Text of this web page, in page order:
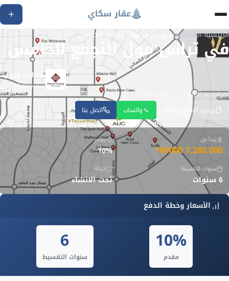
الرئيسية/المشاريع/في تراس مول التجمع الخامس
في تراس مول التجمع الخامس
برشور المشروع PDF واتساب اتصل بنا
آخر تحديث للأسعار: 7 ديسمبر 2025
سمارت جروب
التجمع الخامس
يبدأ من
7,280,000 100000
مقدم
10%
سنوات التقسيط
6 سنوات
الحالة
تحت الانشاء
الأسعار وخطة الدفع
10%
مقدم
6
سنوات التقسيط